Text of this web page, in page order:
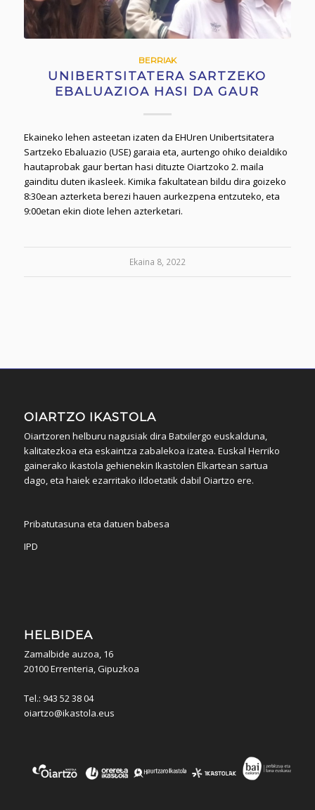
BERRIAK
UNIBERTSITATERA SARTZEKO
EBALUAZIOA HASI DA GAUR
Ekaineko lehen asteetan izaten da EHUren Unibertsitatera
Sartzeko Ebaluazio (USE) garaia eta, aurtengo ohiko deialdiko
hautaprobak gaur bertan hasi dituzte Oiartzoko 2. maila
gainditu duten ikasleek. Kimika fakultatean bildu dira goizeko
8:30ean azterketa berezi hauen aurkezpena entzuteko, eta
9:00etan ekin diote lehen azterketari.
Ekaina 8, 2022
OIARTZO IKASTOLA
Oiartzoren helburu nagusiak dira Batxilergo euskalduna,
kalitatezkoa eta eskaintza zabalekoa izatea. Euskal Herriko
gainerako ikastola gehienekin Ikastolen Elkartean sartua
dago, eta haiek ezarritako ildoetatik dabil Oiartzo ere.
Pribatutasuna eta datuen babesa
IPD
HELBIDEA
Zamalbide auzoa, 16
20100 Errenteria, Gipuzkoa
Tel.: 943 52 38 04
oiartzo@ikastola.eus